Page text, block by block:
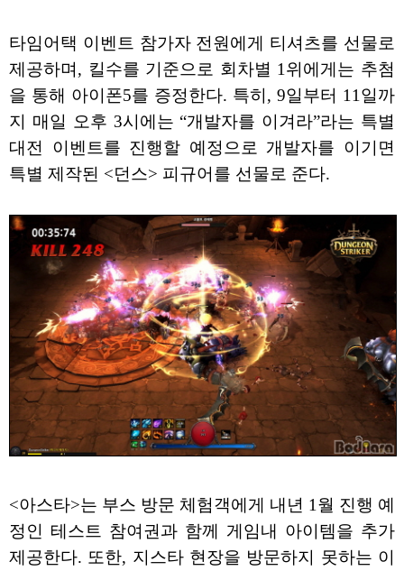
타임어택 이벤트 참가자 전원에게 티셔츠를 선물로
제공하며, 킬수를 기준으로 회차별 1위에게는 추첨
을 통해 아이폰5를 증정한다. 특히, 9일부터 11일까
지 매일 오후 3시에는 “개발자를 이겨라”라는 특별
대전 이벤트를 진행할 예정으로 개발자를 이기면
특별 제작된 <던스> 피규어를 선물로 준다.
<아스타>는 부스 방문 체험객에게 내년 1월 진행 예
정인 테스트 참여권과 함께 게임내 아이템을 추가
제공한다. 또한, 지스타 현장을 방문하지 못하는 이